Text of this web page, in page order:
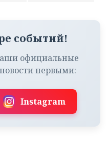
событий!
официальные
первыми:
Instagram